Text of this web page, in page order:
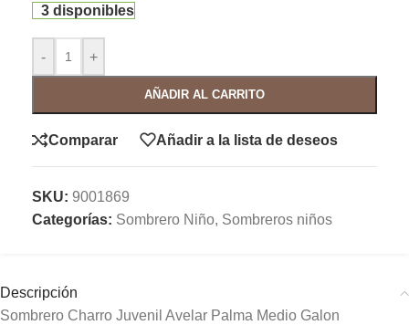
3 disponibles
- +
AÑADIR AL CARRITO
Comparar Añadir a la lista de deseos
SKU: 9001869
Categorías: Sombrero Niño, Sombreros niños
Descripción
Sombrero Charro Juvenil Avelar Palma Medio Galon